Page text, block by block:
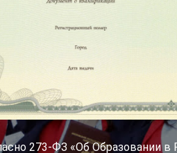
273-ФЗ «Об Образовании